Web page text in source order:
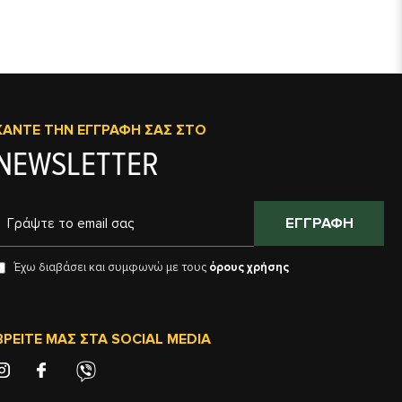
ΤΗΝ ΕΓΓΡΑΦΉ ΣΑΣ ΣΤΟ
ΕΓΓΡΑΦΉ
Έχω διαβάσει και συμφωνώ με τους όρους χρήσης
ΜΑΣ ΣΤΑ SOCIAL MEDIA